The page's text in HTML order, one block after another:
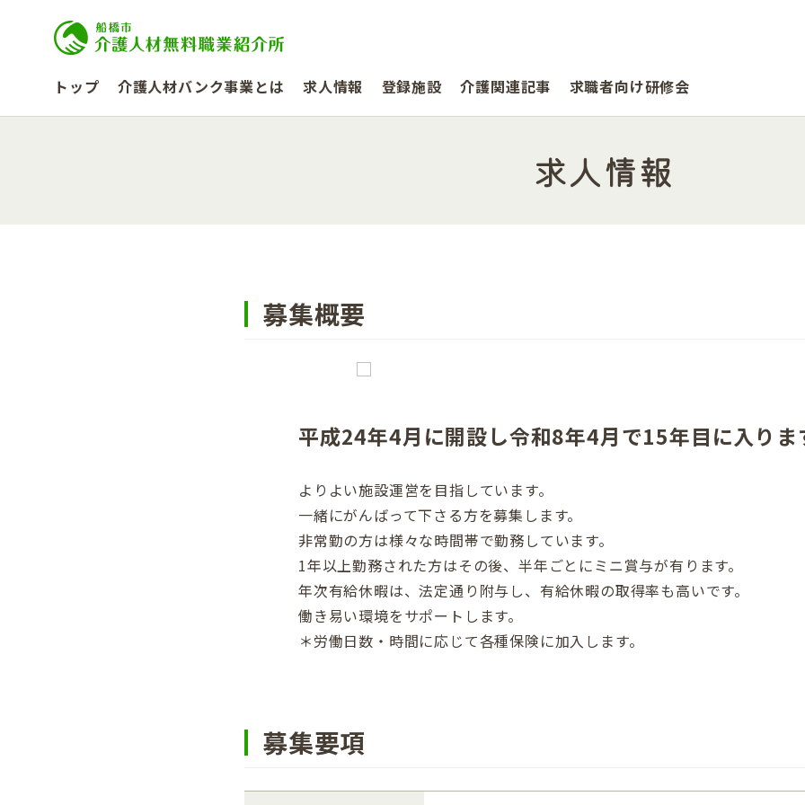
トップ 介護人材バンク事業とは 求人情報 登録施設 介護関連記事 求職者向け研修会
求人情報
募集概要
平成24年4月に開設し令和8年4月で15年目に入りま
よりよい施設運営を目指しています。
一緒にがんばって下さる方を募集します。
非常勤の方は様々な時間帯で勤務しています。
1年以上勤務された方はその後、半年ごとにミニ賞与が有ります。
年次有給休暇は、法定通り附与し、有給休暇の取得率も高いです。
働き易い環境をサポートします。
＊労働日数・時間に応じて各種保険に加入します。
募集要項